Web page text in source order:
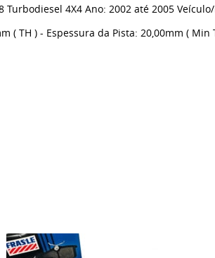
Turbodiesel 4X4 Ano: 2002 até 2005
( TH ) - Espessura da Pista: 20,00mm (